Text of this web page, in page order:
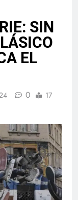
SIN
EL
0
17